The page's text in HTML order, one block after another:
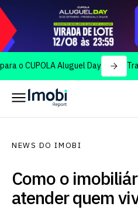
Aluguel Day Traga seu
NEWS DO IMOBI
Como o
atender quem